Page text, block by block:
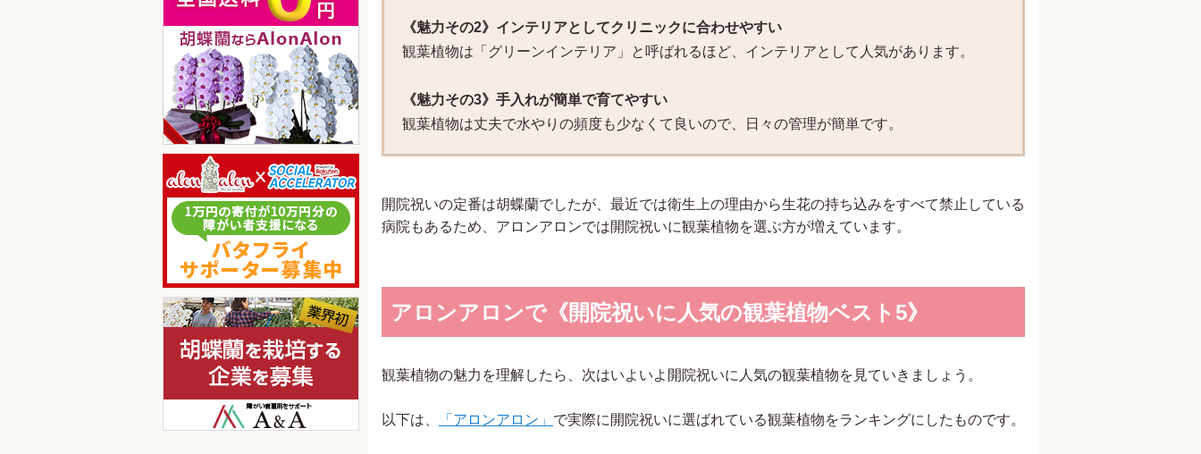
《魅力その2》インテリアとしてクリニックに合わせやすい
観葉植物は「グリーンインテリア」と呼ばれるほど、インテリアとして人気があります。
《魅力その3》手入れが簡単で育てやすい
観葉植物は丈夫で水やりの頻度も少なくて良いので、日々の管理が簡単です。
開院祝いの定番は胡蝶蘭でしたが、最近では衛生上の理由から生花の持ち込みをすべて禁止している
病院もあるため、アロンアロンでは開院祝いに観葉植物を選ぶ方が増えています。
アロンアロンで《開院祝いに人気の観葉植物ベスト5》
観葉植物の魅力を理解したら、次はいよいよ開院祝いに人気の観葉植物を見ていきましょう。
以下は、 「アロンアロン」 で実際に開院祝いに選ばれている観葉植物をランキングにしたものです。